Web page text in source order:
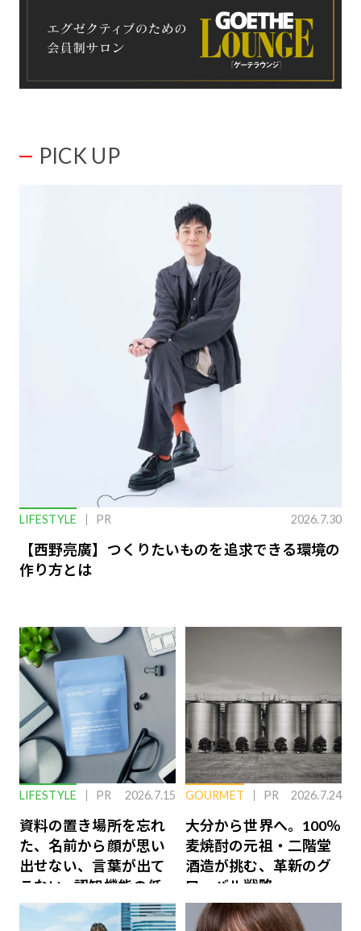
PICK UP
LIFESTYLE PR 2026.7.30
【西野亮廣】つくりたいものを追求できる環境の
作り方とは
LIFESTYLE PR 2026.7.15
資料の置き場所を忘れ
た、名前から顔が思い
出せない、言葉が出て
こない…認知機能の低
下を救う、脳のインナ
ーケアとは
GOURMET PR 2026.7.24
大分から世界へ。100％
麦焼酎の元祖・二階堂
酒造が挑む、革新のグ
ローバル戦略